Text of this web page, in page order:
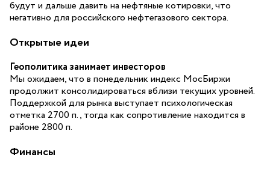
будут и дальше давить на нефтяные котировки, что
негативно для российского нефтегазового сектора.
Открытые идеи
Геополитика занимает инвесторов
Мы ожидаем, что в понедельник индекс МосБиржи
продолжит консолидироваться вблизи текущих уровней.
Поддержкой для рынка выступает психологическая
отметка 2700 п., тогда как сопротивление находится в
районе 2800 п.
Финансы